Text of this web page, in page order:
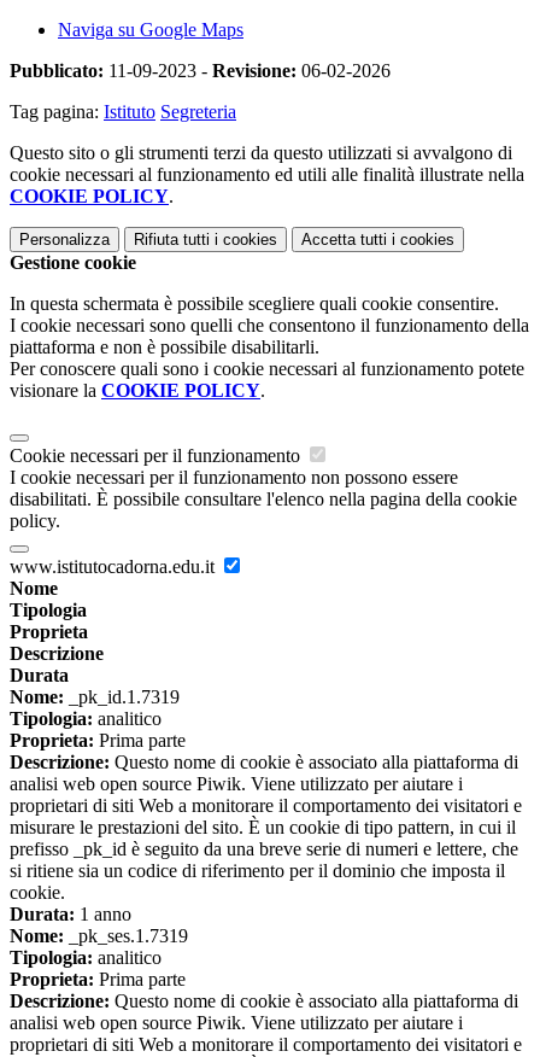
Naviga su Google Maps
Pubblicato: 11-09-2023 - Revisione: 06-02-2026
Tag pagina: Istituto Segreteria
Questo sito o gli strumenti terzi da questo utilizzati si avvalgono di
cookie necessari al funzionamento ed utili alle finalità illustrate nella
COOKIE POLICY.
Personalizza Rifiuta tutti i cookies Accetta tutti i cookies
Gestione cookie
In questa schermata è possibile scegliere quali cookie consentire.
I cookie necessari sono quelli che consentono il funzionamento della
piattaforma e non è possibile disabilitarli.
Per conoscere quali sono i cookie necessari al funzionamento potete
visionare la COOKIE POLICY.
Cookie necessari per il funzionamento
I cookie necessari per il funzionamento non possono essere
disabilitati. È possibile consultare l'elenco nella pagina della cookie
policy.
www.istitutocadorna.edu.it
Nome
Tipologia
Proprieta
Descrizione
Durata
Nome: _pk_id.1.7319
Tipologia: analitico
Proprieta: Prima parte
Descrizione: Questo nome di cookie è associato alla piattaforma di
analisi web open source Piwik. Viene utilizzato per aiutare i
proprietari di siti Web a monitorare il comportamento dei visitatori e
misurare le prestazioni del sito. È un cookie di tipo pattern, in cui il
prefisso _pk_id è seguito da una breve serie di numeri e lettere, che
si ritiene sia un codice di riferimento per il dominio che imposta il
cookie.
Durata: 1 anno
Nome: _pk_ses.1.7319
Tipologia: analitico
Proprieta: Prima parte
Descrizione: Questo nome di cookie è associato alla piattaforma di
analisi web open source Piwik. Viene utilizzato per aiutare i
proprietari di siti Web a monitorare il comportamento dei visitatori e